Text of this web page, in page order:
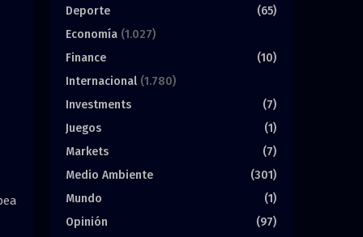
Deporte
(65)
Economía (1.027)
Finance
(10)
Internacional (1.780)
Investments
(7)
Juegos
(1)
Markets
(7)
Medio Ambiente
(301)
Mundo
(1)
Opinión
(97)